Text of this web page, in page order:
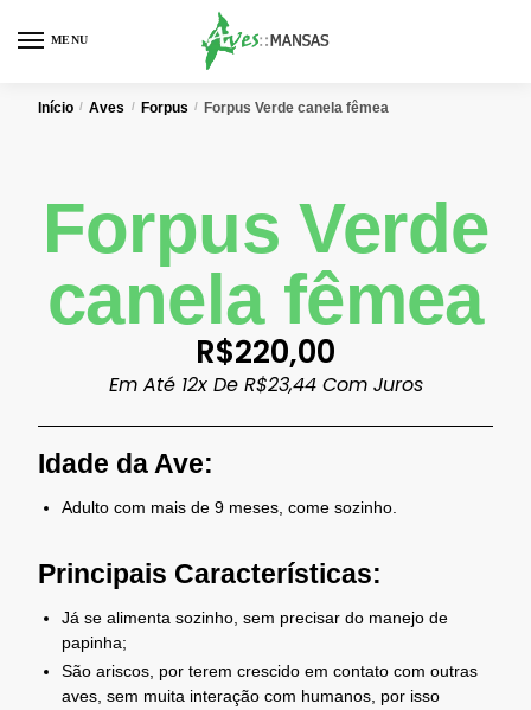
MENU
Início / Aves / Forpus / Forpus Verde canela fêmea
Forpus Verde
canela fêmea
R$220,00
Em Até 12x De R$23,44Com Juros
Idade da Ave:
Adulto com mais de 9 meses, come sozinho.
Principais Características:
Já se alimenta sozinho, sem precisar do manejo de
papinha;
São ariscos, por terem crescido em contato com outras
aves, sem muita interação com humanos, por isso